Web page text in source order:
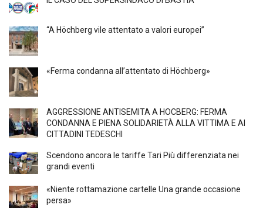
“A Höchberg vile attentato a valori europei”
«Ferma condanna all’attentato di Höchberg»
AGGRESSIONE ANTISEMITA A HÖCBERG: FERMA
CONDANNA E PIENA SOLIDARIETÀ ALLA VITTIMA E AI
CITTADINI TEDESCHI
Scendono ancora le tariffe Tari Più differenziata nei
grandi eventi
«Niente rottamazione cartelle Una grande occasione
persa»